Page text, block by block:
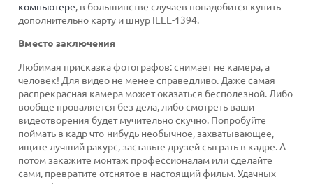
компьютере, в большинстве случаев понадобится купить
дополнительно карту и шнур IEEE-1394.
Вместо заключения
Любимая присказка фотографов: снимает не камера, а
человек! Для видео не менее справедливо. Даже самая
распрекрасная камера может оказаться бесполезной. Либо
вообще проваляется без дела, либо смотреть ваши
видеотворения будет мучительно скучно. Попробуйте
поймать в кадр что-нибудь необычное, захватывающее,
ищите лучший ракурс, заставьте друзей сыграть в кадре. А
потом закажите монтаж профессионалам или сделайте
сами, превратите отснятое в настоящий фильм. Удачных